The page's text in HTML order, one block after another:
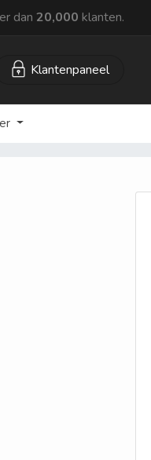
dan 20,000 klanten.
Klantenpaneel